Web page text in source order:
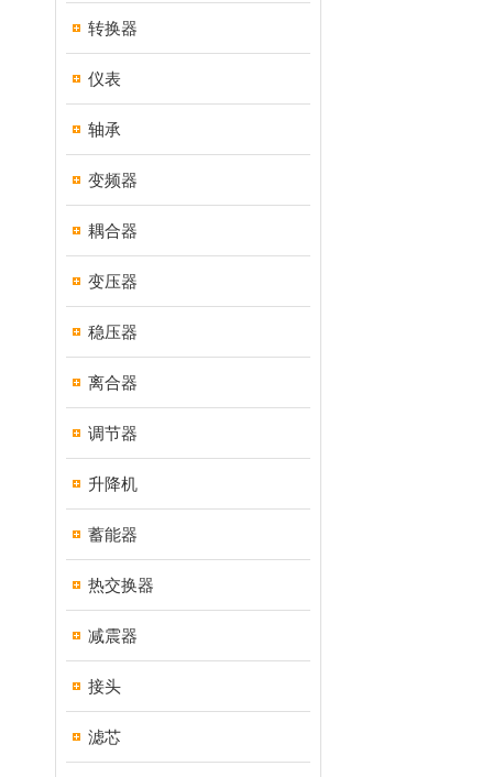
转换器
仪表
轴承
变频器
耦合器
变压器
稳压器
离合器
调节器
升降机
蓄能器
热交换器
减震器
接头
滤芯